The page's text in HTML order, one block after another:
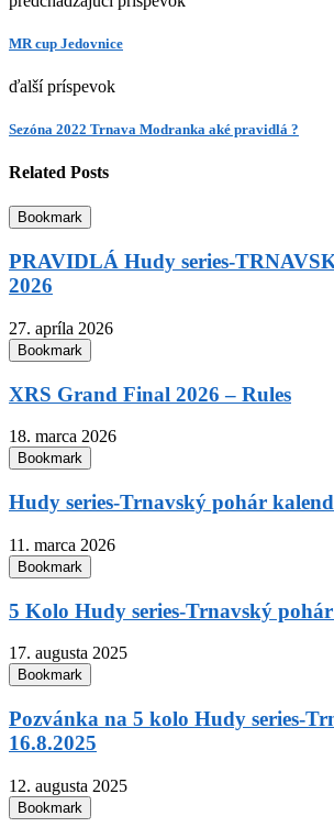
MR cup Jedovnice
ďalší príspevok
Sezóna 2022 Trnava Modranka aké pravidlá ?
Related Posts
Bookmark
PRAVIDLÁ Hudy series-
2026
27. apríla 2026
Bookmark
XRS Grand Final 2026 – Rules
18. marca 2026
Bookmark
Hudy series-Trnavský pohár
11. marca 2026
Bookmark
5 Kolo Hudy series-Trnavský
17. augusta 2025
Bookmark
Pozvánka na 5 kolo Hudy series-
16.8.2025
12. augusta 2025
Bookmark